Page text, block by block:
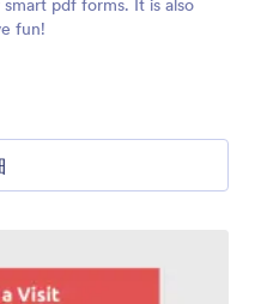
pdf forms. It is also
fun!